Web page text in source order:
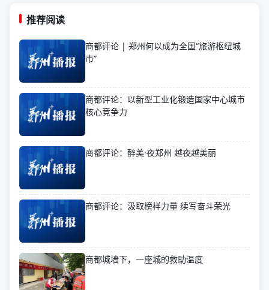
推荐阅读
商都评论 | 郑州何以成为全国“旅游枢纽城
市”
商都评论：以新型工业化锻造国家中心城市
核心竞争力
商都评论：醉美·夜郑州 越夜越美丽
商都评论：汲取榜样力量 续写奋斗荣光
商都城墙下，一座城的救助温度